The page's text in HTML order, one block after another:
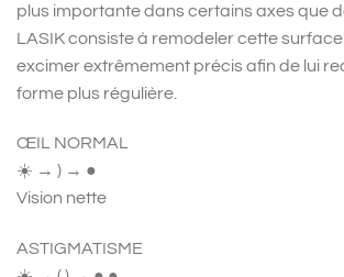
plus importante dans certains axes que
LASIK consiste à remodeler cette
excimer extrêmement précis afin de lui
forme plus régulière.
ŒIL NORMAL
☀️ → ) → ●
Vision nette
ASTIGMATISME